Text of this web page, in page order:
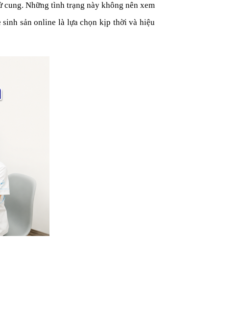
cung. Những tình trạng này không nên xem
sản online là lựa chọn kịp thời và hiệu